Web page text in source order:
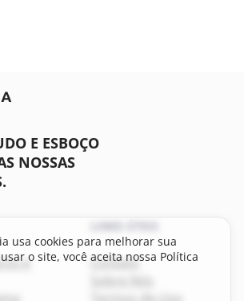
E ESBOÇO
NOSSAS
e
LINKS ÚTEIS
Contato
usa cookies para melhorar sua
o site, você aceita nossa Política